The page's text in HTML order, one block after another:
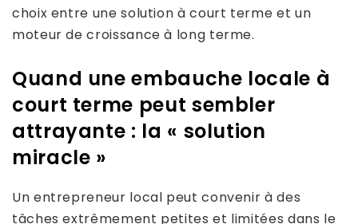
choix entre une solution à court terme et un
moteur de croissance à long terme.
Quand une embauche locale à
court terme peut sembler
attrayante : la « solution
miracle »
Un entrepreneur local peut convenir à des
tâches extrêmement petites et limitées dans le